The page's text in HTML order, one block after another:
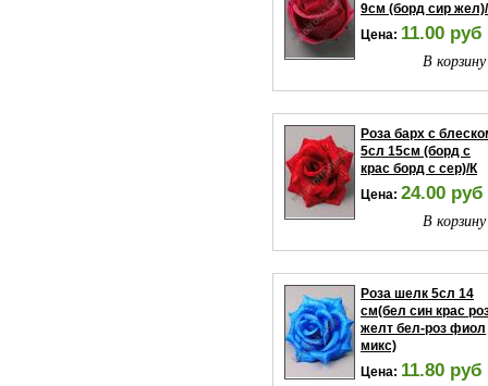
9см (борд сир
Цена: 11.00 руб
В
Роза барх с
5сл 15см (борд с
крас борд с сер)/К
Цена: 24.00 руб
В
Роза шелк 5сл 14
см(бел син крас
желт бел-роз фиол
микс)
Цена: 11.80 руб